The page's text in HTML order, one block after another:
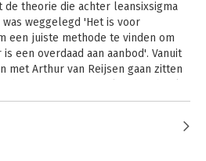
komst van zijn eerste zoon heeft hij
horecaleven achter zich gelaten en
voor een toekomst in de
omgeving. Waarna
op zijn pad is gekomen.
de theorie die achter leansixsigma
weggelegd 'Het is voor
een juiste methode te vinden om
een overdaad aan aanbod'. Vanuit
met Arthur van Reijsen gaan zitten
voor ieder bedrijf.